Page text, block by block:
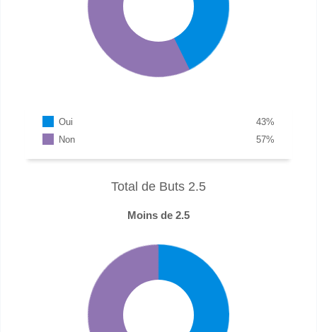
Oui %
43
Non
%
57
Total de Buts 2.5
Moins de 2.5